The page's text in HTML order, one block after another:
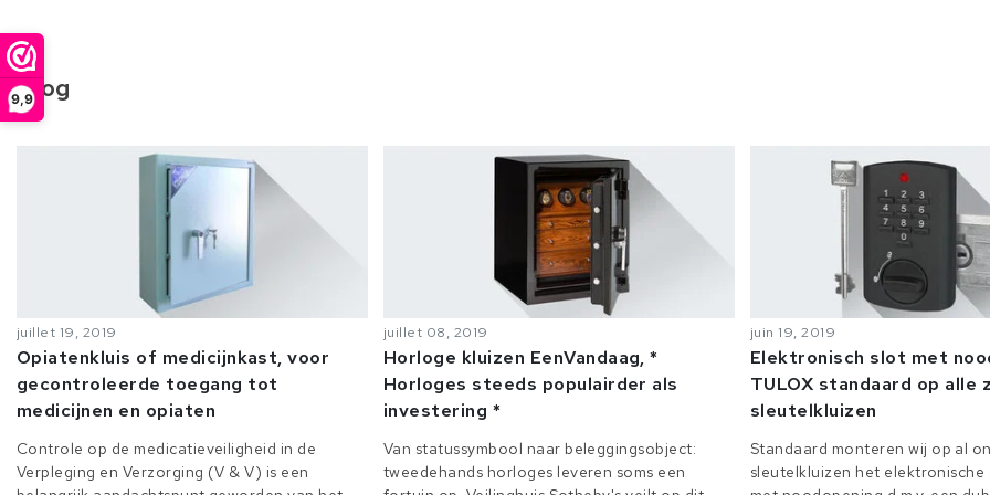
9,9
Blog
juillet 19, 2019
Opiatenkluis of medicijnkast, voor
gecontroleerde toegang tot
medicijnen en opiaten
Controle op de medicatieveiligheid in de
Verpleging en Verzorging (V & V) is een
juillet 08, 2019
Horloge kluizen EenVandaag, *
Horloges steeds populairder als
investering *
Van statussymbool naar beleggingsobject:
tweedehands horloges leveren soms een
juin 19, 2019
Elektronisch slot met
TULOX standaard op alle
sleutelkluizen
Standaard monteren wij op al
sleutelkluizen het elektronische